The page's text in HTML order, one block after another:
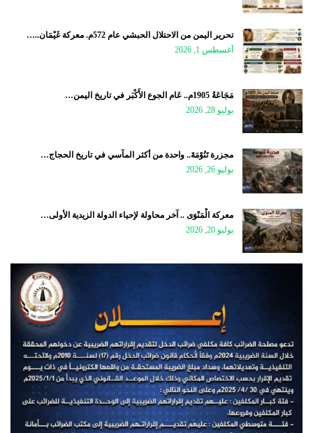
تحرير اليمن من الاحتلال الحبشي عام 572م. معركة غَيْمَان..…
أغسطس 1, 2026
مَجَاعَةُ 1905م.. عَام الجوع الأَكْبَر في تاريخ اليمن…
يوليو 28, 2026
مجزرة تَنُوْمَةَ.. واحدة من أكثر المآسي في تاريخ الحجاج…
يوليو 26, 2026
معركة الْمَنْوَى .. آخر محاولة لإحياء الدولة الزيدية الأولى…
يوليو 20, 2026